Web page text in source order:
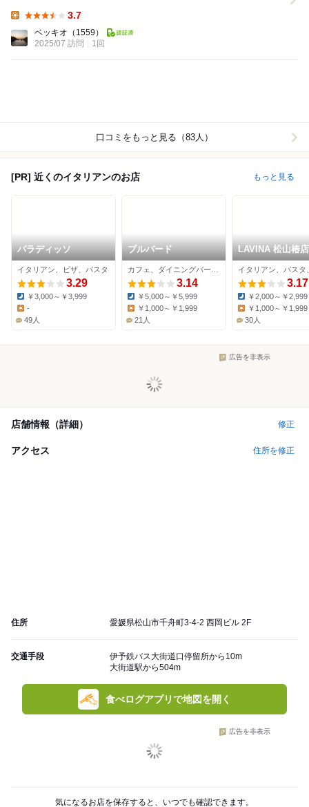
3.7
ベッキオ （1559）
2025/07 訪問
1回
口コミをもっと見る（83人）
[PR] 近くのイタリアンのお店 もっと見る
パラディッソ
イタリアン、ピザ、パスタ
3.29
Dinner:
￥3,000～￥3,999
Lunch:
-
49人
ブルバード
3.14
Dinner:
￥5,000～￥5,999
Lunch:
￥1,000～￥1,999
21人
LAVINA 松山椿店
3.17
Dinner:
￥2,000～￥2,999
Lunch:
￥1,000～￥1,999
30人
広告を非表示
店舗情報（詳細） 修正
アクセス 住所を修正
住所 愛媛県松山市千舟町3-4-2 西岡ビル 2F
交通手段
伊予鉄バス大街道口停留所から10m
大街道駅から504m
食べログアプリで地図を開く
広告を非表示
気になるお店を保存すると、いつでも確認できます。